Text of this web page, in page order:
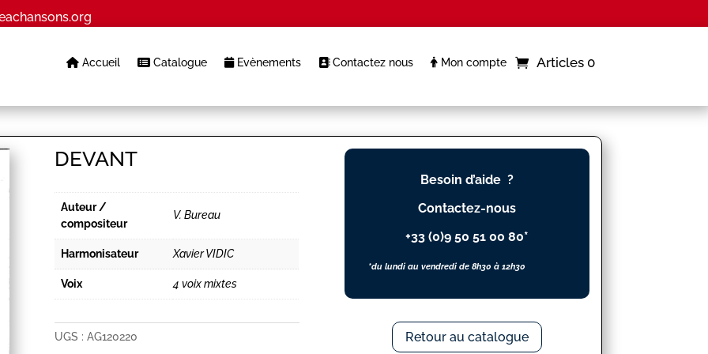
Accueil Catalogue Evènements Contactez nous Mon compte Articles 0
DEVANT
Auteur /
compositeur
V. Bureau
Harmonisateur Xavier VIDIC
Voix 4 voix mixtes
UGS :AG120220
Besoin d’aide ?
Contactez-nous
+33 (0)9 50 51 00 80*
*du lundi au vendredi de 8h30 à 12h30
Retour au catalogue